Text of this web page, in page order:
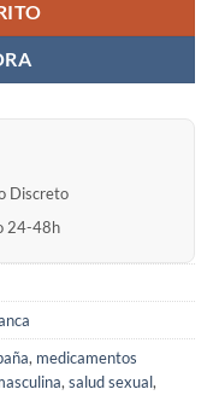
Discreto
24-48h
, medicamentos
, salud sexual,